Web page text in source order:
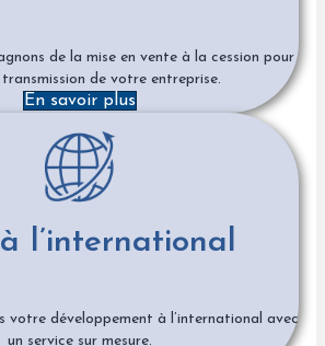
de la mise en vente à la cession pour
de votre entreprise.
En savoir plus
l’international
votre développement à l’international avec
un service sur mesure.